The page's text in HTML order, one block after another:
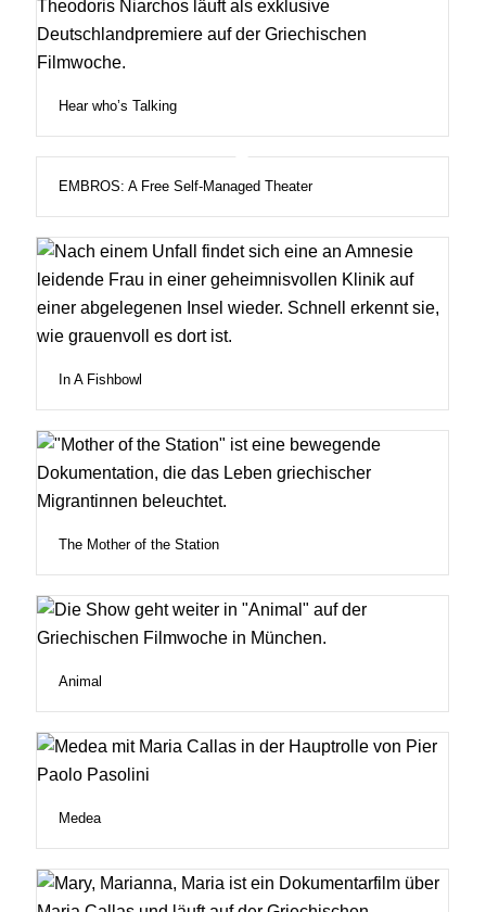
Hear who’s Talking
EMBROS: A Free Self-Managed Theater
In A Fishbowl
The Mother of the Station
Animal
Medea